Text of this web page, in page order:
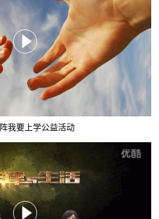
我要上学公益活动